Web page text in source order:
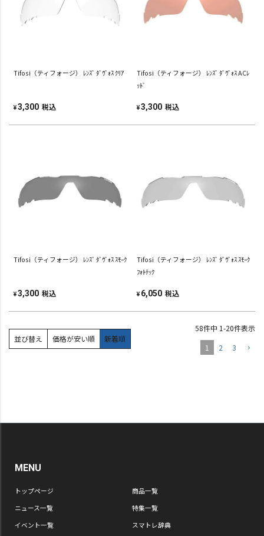
Tifosi（ティフォージ） ﾚﾝｽﾞ ﾀﾞｳﾞｫｽ ｸﾘｱ
¥3,300 税込
Tifosi（ティフォージ） ﾚﾝｽﾞ ﾀﾞｳﾞｫｽ ACﾚ
ｯﾄﾞ
¥3,300 税込
Tifosi（ティフォージ） ﾚﾝｽﾞ ﾀﾞｳﾞｫｽ ｽﾓｰｸ
¥3,300 税込
Tifosi（ティフォージ） ﾚﾝｽﾞ ﾀﾞｳﾞｫｽ ｽﾓｰｸ
ﾌｫﾄﾃｯｸ
¥ 6,050 税込
並び替え 価格が安い順 新着順
58件中 1-20件表示
1
2 3
MENU
トップページ
商品一覧
ニュース一覧
特集一覧
イベント一覧
スマトレ辞典